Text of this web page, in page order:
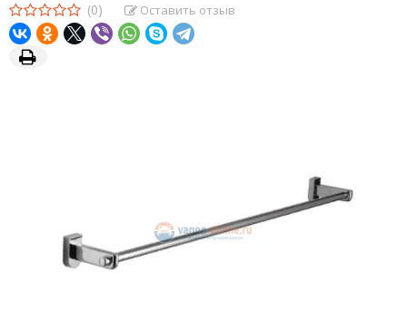
(0) Оставить отзыв